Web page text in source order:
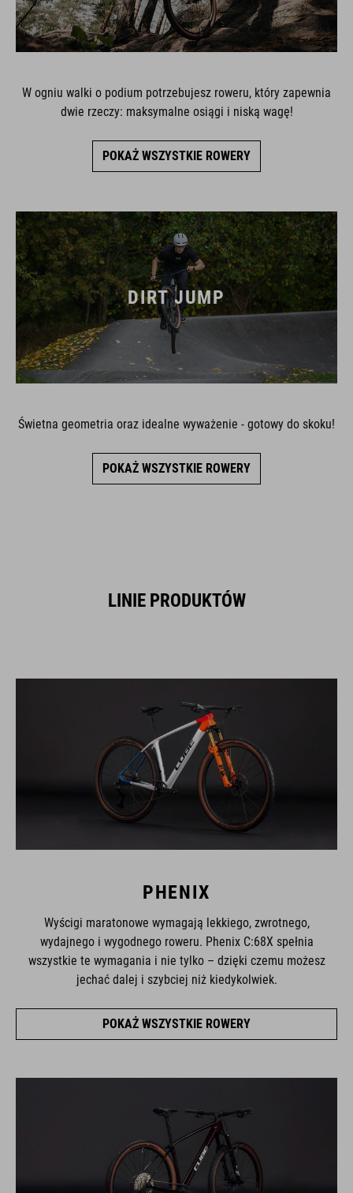
W ogniu walki o podium potrzebujesz roweru, który zapewnia
dwie rzeczy: maksymalne osiągi i niską wagę!
POKAŻ WSZYSTKIE ROWERY
DIRT JUMP
Świetna geometria oraz idealne wyważenie - gotowy do skoku!
POKAŻ WSZYSTKIE ROWERY
LINIE PRODUKTÓW
PHENIX
Wyścigi maratonowe wymagają lekkiego, zwrotnego,
wydajnego i wygodnego roweru. Phenix C:68X spełnia
wszystkie te wymagania i nie tylko – dzięki czemu możesz
jechać dalej i szybciej niż kiedykolwiek.
POKAŻ WSZYSTKIE ROWERY